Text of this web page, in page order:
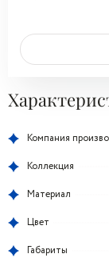
Компания
Коллекция
Материал
Цвет
Габариты